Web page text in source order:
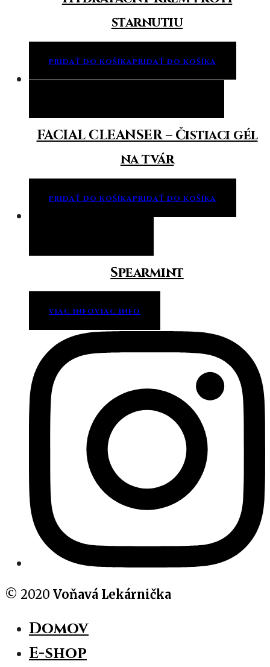
starnutiu
PRIDAŤ DO KOŠÍKAPRIDAŤ DO KOŠÍKA
FACIAL CLEANSER – Čistiaci gél
na tvár
PRIDAŤ DO KOŠÍKAPRIDAŤ DO KOŠÍKA
Spearmint
VIAC INFOVIAC INFO
© 2020 Voňavá Lekárnička
Domov
E-shop